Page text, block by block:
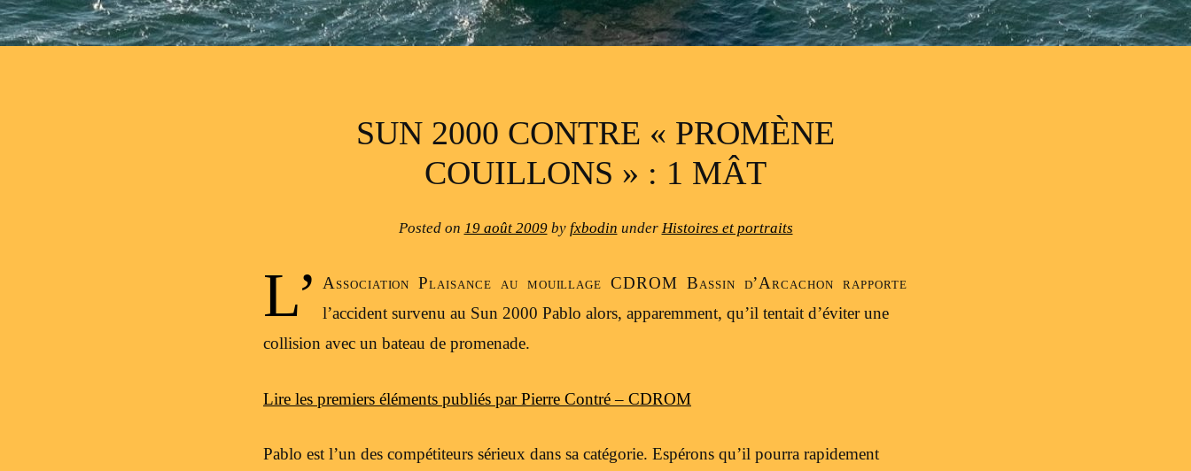
SUN 2000 CONTRE « PROMÈNE
COUILLONS » : 1 MÂT
Posted on 19 août 2009by fxbodin under Histoires et portraits
L’ Association Plaisance au mouillage CDROM Bassin d’Arcachon rapporte
l’accident survenu au Sun 2000 Pablo alors, apparemment, qu’il tentait d’éviter une
collision avec un bateau de promenade.
Lire les premiers éléments publiés par Pierre Contré – CDROM
Pablo est l’un des compétiteurs sérieux dans sa catégorie. Espérons qu’il pourra rapidement